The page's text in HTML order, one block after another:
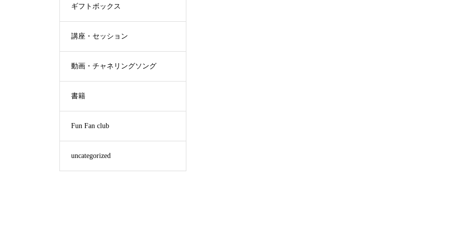
ギフトボックス
講座・セッション
動画・チャネリングソング
書籍
Fun Fan club
uncategorized